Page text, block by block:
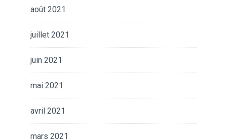
août 2021
juillet 2021
juin 2021
mai 2021
avril 2021
mars 2021